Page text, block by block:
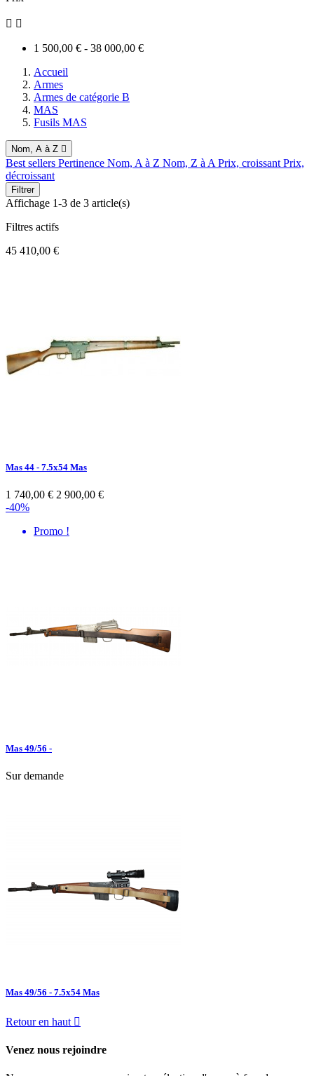
 
1 500,00 € - 38 000,00 €
Accueil
Armes
Armes de catégorie B
MAS
Fusils MAS
Nom, A à Z 
Best sellers Pertinence Nom, A à Z Nom, Z à A Prix, croissant Prix,
décroissant
Filtrer
Affichage 1-3 de 3 article(s)
Filtres actifs
45 410,00 €
Mas 44 - 7.5x54 Mas
1 740,00 € 2 900,00 €
-40%
Promo !
Mas 49/56 -
Sur demande
Mas 49/56 - 7.5x54 Mas
Retour en haut 
Venez nous rejoindre